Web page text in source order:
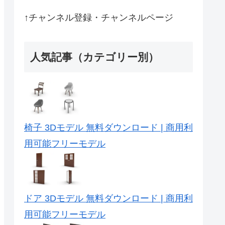
↑チャンネル登録・チャンネルページ
人気記事（カテゴリー別）
椅子 3Dモデル 無料ダウンロード | 商用利
用可能フリーモデル
ドア 3Dモデル 無料ダウンロード | 商用利
用可能フリーモデル